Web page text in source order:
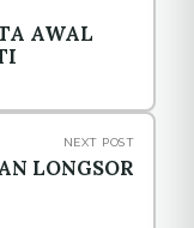
AWAL
NEXT POST
LONGSOR